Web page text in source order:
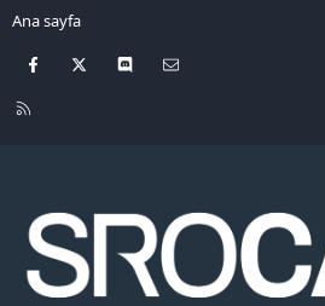
Ana sayfa
Facebook Discord
R